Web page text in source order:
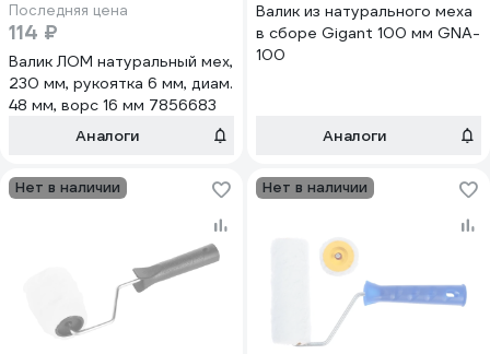
Последняя цена
114 ₽
Валик ЛОМ натуральный мех,
230 мм, рукоятка 6 мм, диам.
48 мм, ворс 16 мм 7856683
Аналоги
Валик из натурального меха
в сборе Gigant 100 мм GNA-
100
Аналоги
Нет в наличии Нет в наличии